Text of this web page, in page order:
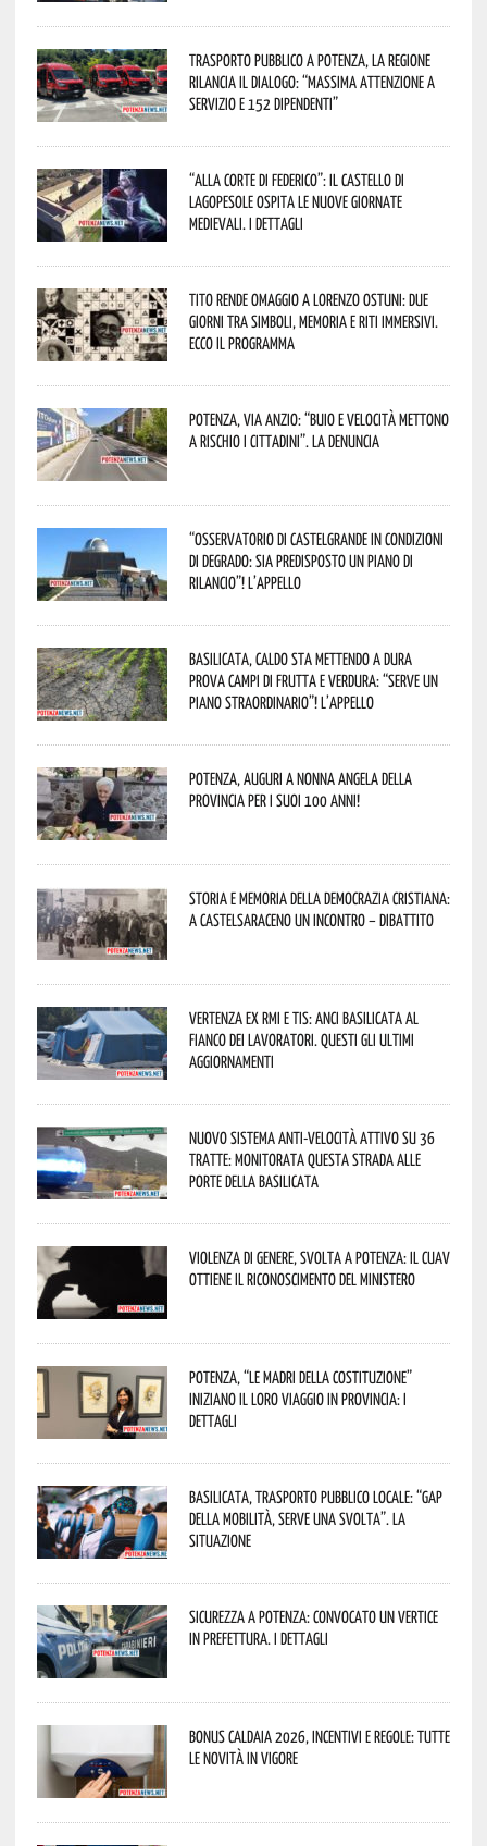
Trasporto pubblico a Potenza, la Regione
rilancia il dialogo: “Massima attenzione a
servizio e 152 dipendenti”
“Alla corte di Federico”: il Castello di
Lagopesole ospita le nuove Giornate
Medievali. I dettagli
Tito rende omaggio a Lorenzo Ostuni: due
giorni tra simboli, memoria e riti immersivi.
Ecco il programma
Potenza, Via Anzio: “Buio e velocità mettono
a rischio i cittadini”. La denuncia
“Osservatorio di Castelgrande in condizioni
di degrado: sia predisposto un piano di
rilancio”! L’appello
Basilicata, caldo sta mettendo a dura
prova campi di frutta e verdura: “Serve un
piano straordinario”! L’appello
Potenza, auguri a nonna Angela della
provincia per i suoi 100 anni!
Storia e memoria della Democrazia Cristiana:
a Castelsaraceno un incontro – dibattito
Vertenza ex RMI e TIS: ANCI Basilicata al
fianco dei lavoratori. Questi gli ultimi
aggiornamenti
Nuovo sistema anti-velocità attivo su 36
tratte: monitorata questa strada alle
porte della Basilicata
Violenza di genere, svolta a Potenza: il CUAV
ottiene il riconoscimento del Ministero
Potenza, “Le Madri della Costituzione”
iniziano il loro viaggio in provincia: i
dettagli
Basilicata, trasporto pubblico locale: “Gap
della mobilità, serve una svolta”. La
situazione
Sicurezza a Potenza: convocato un vertice
in Prefettura. I dettagli
Bonus caldaia 2026, incentivi e regole: tutte
le novità in vigore